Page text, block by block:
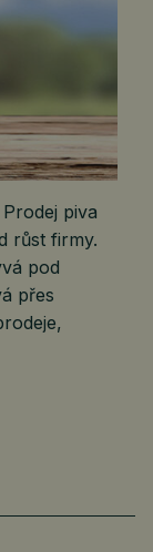
piva
růst firmy.
pod
přes